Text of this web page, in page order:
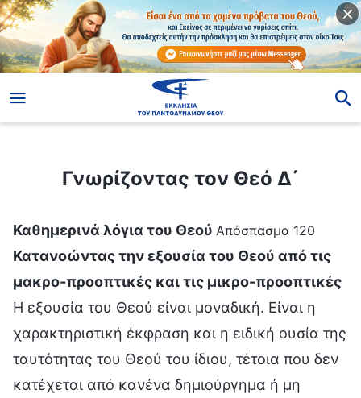
Γνωρίζοντας τον Θεό Δ΄
Καθημερινά λόγια του Θεού Απόσπασμα 120
Κατανοώντας την εξουσία του Θεού από τις
μακρο-προοπτικές και τις μικρο-προοπτικές
Η εξουσία του Θεού είναι μοναδική. Είναι η
χαρακτηριστική έκφραση και η ειδική ουσία της
ταυτότητας του Θεού του ίδιου, τέτοια που δεν
κατέχεται από κανένα δημιούργημα ή μη